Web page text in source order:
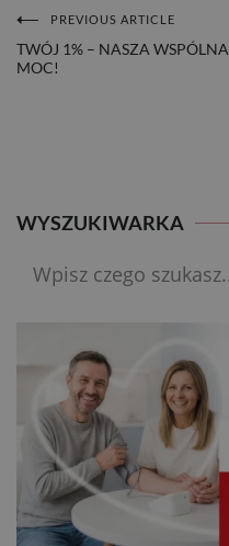
NAWIGACJA
PREVIOUS ARTICLE
TWÓJ 1% – NASZA WSPÓLNA
MOC!
WYSZUKIWARKA